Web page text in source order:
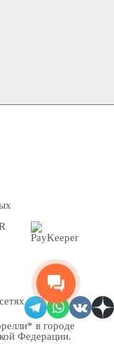
в городе
Федерации.